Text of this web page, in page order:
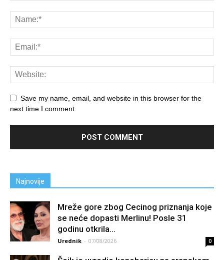
Save my name, email, and website in this browser for the
next time I comment.
Najnovije
Mreže gore zbog Cecinog priznanja koje
se neće dopasti Merlinu! Posle 31
godinu otkrila...
Urednik - 07/08/2026 0